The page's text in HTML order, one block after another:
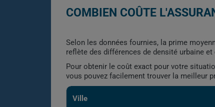
COMBIEN COÛTE
Selon les données fournies, la prime
reflète des différences de densité urbaine
Pour obtenir le coût exact pour votre
vous pouvez facilement trouver la meilleur
Ville